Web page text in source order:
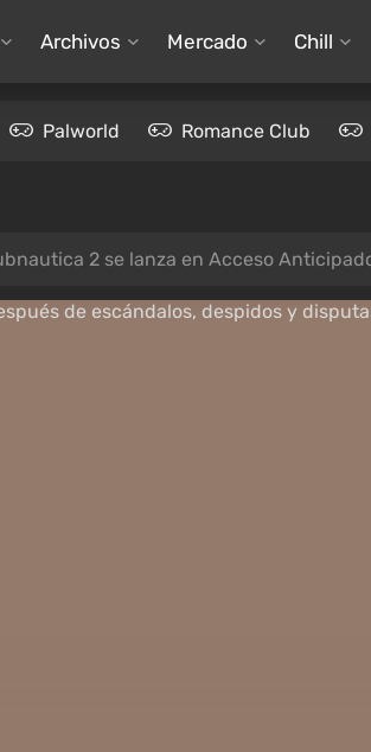
Archivos Mercado Chill
Palworld Romance Club
2 se lanza en Acceso